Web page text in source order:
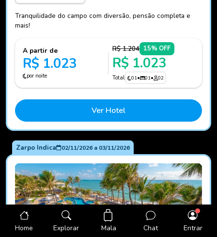
Tranquilidade do campo com diversão, pensão completa e
mais!
A partir de
R$ 1.023
por noite
R$ 1.204 15% OFF
R$ 1.023
Total 01• 01• 02
Ver Hotel
Zarpo Indica 02/11/2026a 03/11/2026
Home Explorar Mala Chat Entrar